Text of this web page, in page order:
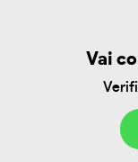
Vai